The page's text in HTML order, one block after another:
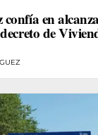
confía en
de